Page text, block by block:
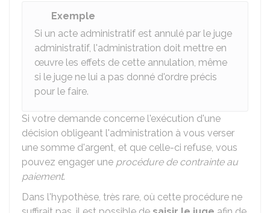
Exemple
Si un acte administratif est annulé par le juge
administratif, l'administration doit mettre en
œuvre les effets de cette annulation, même
si le juge ne lui a pas donné d'ordre précis
pour le faire.
Si votre demande concerne l'exécution d'une
décision obligeant l'administration à vous verser
une somme d'argent, et que celle-ci refuse, vous
pouvez engager une procédure de contrainte au
paiement.
Dans l'hypothèse, très rare, où cette procédure ne